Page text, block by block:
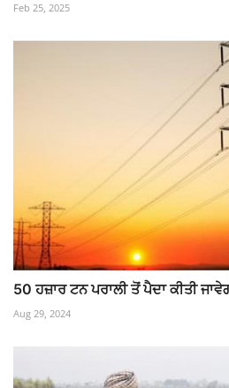
Feb 25, 2025
50 ਹਜ਼ਾਰ ਟਨ ਪਰਾਲੀ ਤੋਂ ਪੈਦਾ ਕੀਤੀ
Aug 29, 2024